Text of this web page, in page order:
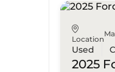
Location
Used
2025